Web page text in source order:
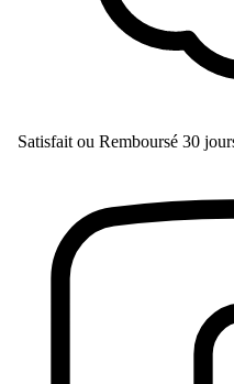
Satisfait ou Remboursé 30